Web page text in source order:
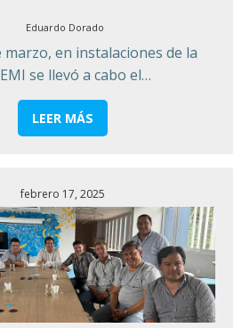
Eduardo Dorado
marzo, en instalaciones de la
se llevó a cabo el…
LEER MÁS
febrero 17, 2025